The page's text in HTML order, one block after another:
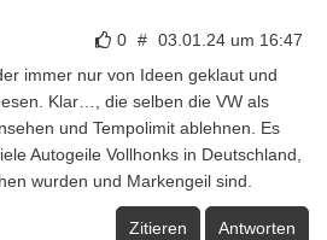
0 # 03.01.24 um 16:47
immer nur von Ideen geklaut und
Klar…, die selben die VW als
und Tempolimit ablehnen. Es
Autogeile Vollhonks in Deutschland,
wurden und Markengeil sind.
Zitieren Antworten